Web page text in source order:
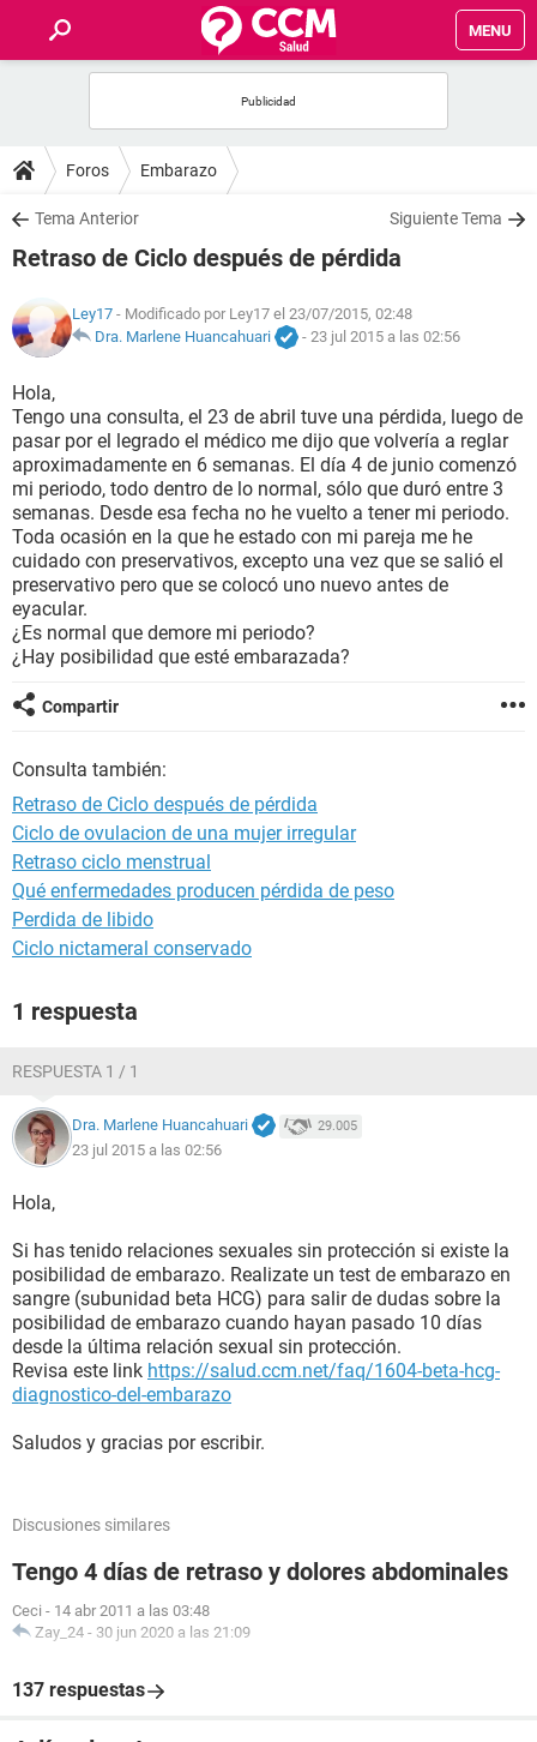
MENU
FOROS
SALUD
NUTRICIÓN
BIENESTAR
SEXUALIDAD
GLOSARIO
Foros Embarazo
Tema Anterior Siguiente Tema
Retraso de Ciclo después de pérdida
Ley17 - Modificado por Ley17 el 23/07/2015, 02:48
Dra. Marlene Huancahuari
- 23 jul 2015 a las 02:56
Hola,
Tengo una consulta, el 23 de abril tuve una pérdida, luego de
pasar por el legrado el médico me dijo que volvería a reglar
aproximadamente en 6 semanas. El día 4 de junio comenzó
mi periodo, todo dentro de lo normal, sólo que duró entre 3
semanas. Desde esa fecha no he vuelto a tener mi periodo.
Toda ocasión en la que he estado con mi pareja me he
cuidado con preservativos, excepto una vez que se salió el
preservativo pero que se colocó uno nuevo antes de
eyacular.
¿Es normal que demore mi periodo?
¿Hay posibilidad que esté embarazada?
Compartir
Consulta también:
Retraso de Ciclo después de pérdida
Ciclo de ovulacion de una mujer irregular
Retraso ciclo menstrual
Qué enfermedades producen pérdida de peso
Perdida de libido
Ciclo nictameral conservado
1 respuesta
RESPUESTA 1 / 1
Dra. Marlene Huancahuari 29.005
23 jul 2015 a las 02:56
Hola,
Si has tenido relaciones sexuales sin protección si existe la
posibilidad de embarazo. Realizate un test de embarazo en
sangre (subunidad beta HCG) para salir de dudas sobre la
posibilidad de embarazo cuando hayan pasado 10 días
desde la última relación sexual sin protección.
Revisa este link https://salud.ccm.net/faq/1604-beta-hcg-
diagnostico-del-embarazo
Saludos y gracias por escribir.
Discusiones similares
Tengo 4 días de retraso y dolores abdominales
Ceci - 14 abr 2011 a las 03:48
Zay_24 - 30 jun 2020 a las 21:09
137 respuestas